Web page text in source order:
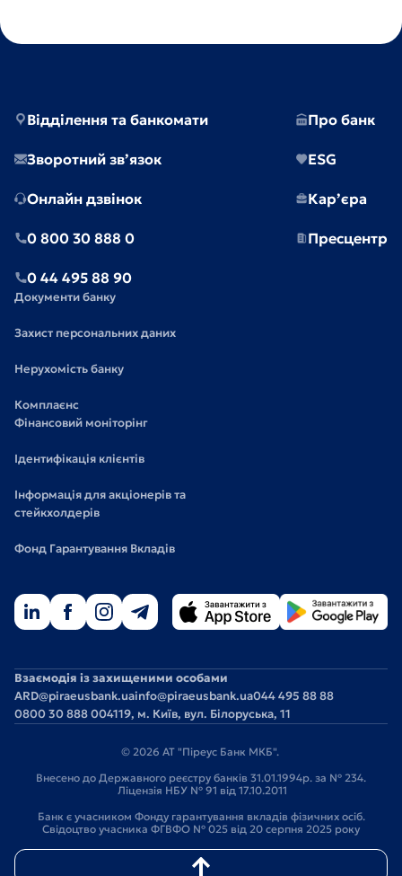
Відділення та банкомати
Зворотний зв’язок
Онлайн дзвінок
0 800 30 888 0
0 44 495 88 90
Про банк
ESG
Кар’єра
Пресцентр
Документи банку
Захист персональних даних
Нерухомість банку
Комплаєнс
Фінансовий моніторінг
Ідентифікація клієнтів
Інформація для акціонерів та
стейкхолдерів
Фонд Гарантування Вкладів
Взаємодія із захищеними особами
ARD@piraeusbank.uainfo@piraeusbank.ua044 495 88 88
0800 30 888 004119, м. Київ, вул. Білоруська, 11
© 2026 АТ "Піреус Банк МКБ".
Внесено до Державного реєстру банків 31.01.1994р. за № 234.
Ліцензія НБУ № 91 від 17.10.2011
Банк є учасником Фонду гарантування вкладів фізичних осіб.
Свідоцтво учасника ФГВФО № 025 від 20 серпня 2025 року